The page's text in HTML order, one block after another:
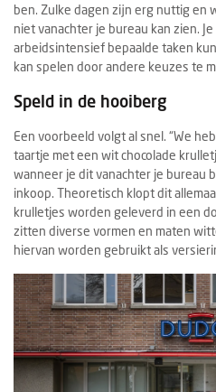
ben. Zulke dagen zijn erg nuttig en
niet vanachter je bureau kan zien.
arbeidsintensief bepaalde taken
kan spelen door andere keuzes te
Speld in de hooiberg
Een voorbeeld volgt al snel. “We
taartje met een wit chocolade
wanneer je dit vanachter je bureau
inkoop. Theoretisch klopt dit
krulletjes worden geleverd in een
zitten diverse vormen en maten
hiervan worden gebruikt als